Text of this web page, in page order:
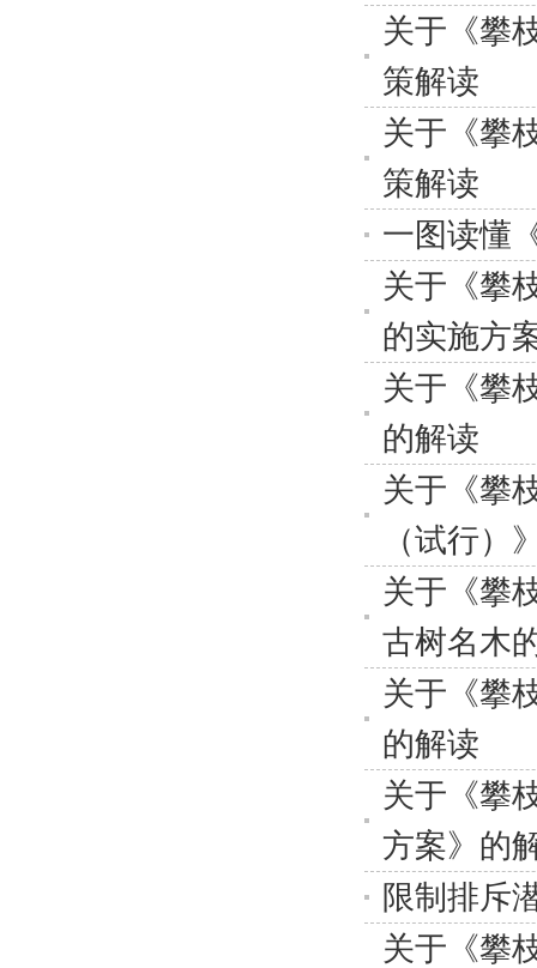
关于《攀
策解读
关于《攀
策解读
一图读懂
关于《攀
的实施方
关于《攀
的解读
关于《攀
（试行）
关于《攀
古树名木
关于《攀
的解读
关于《攀
方案》的
限制排斥
关于《攀